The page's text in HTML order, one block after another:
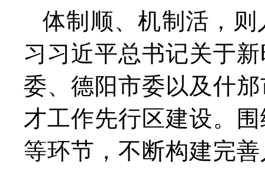
体制顺、机制活，
习习近平总书记关于
委、德阳市委以及什
才工作先行区建设。
等环节，不断构建完